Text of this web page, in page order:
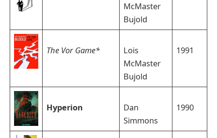
McMaster
Bujold
The Vor Game*
Lois
McMaster
Bujold
1991
Hyperion
Dan
Simmons
1990